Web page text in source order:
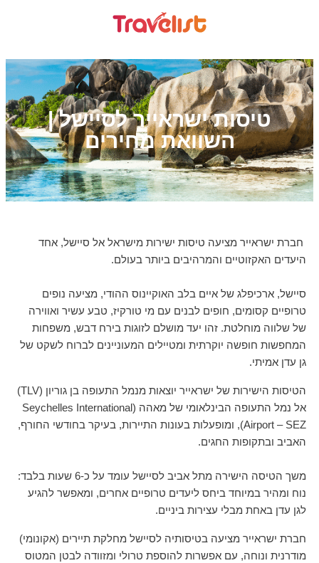
טיסות ישראייר לסיישל |
השוואת מחירים
חברת ישראייר מציעה טיסות ישירות מישראל אל סיישל, אחד
היעדים האקזוטיים והמרהיבים ביותר בעולם.
סיישל, ארכיפלג של איים בלב האוקיינוס ההודי, מציעה נופים
טרופיים קסומים, חופים לבנים עם מי טורקיז, טבע עשיר ואווירה
של שלווה מוחלטת. זהו יעד מושלם לזוגות בירח דבש, משפחות
המחפשות חופשה יוקרתית ומטיילים המעוניינים לברוח לשקט של
גן עדן אמיתי.
הטיסות הישירות של ישראייר יוצאות מנמל התעופה בן גוריון (TLV)
אל נמל התעופה הבינלאומי של מאהה (Seychelles International
Airport – SEZ), ומופעלות בעונות התיירות, בעיקר בחודשי החורף,
האביב ובתקופות החגים.
משך הטיסה הישירה מתל אביב לסיישל עומד על כ-6 שעות בלבד:
נוח ומהיר במיוחד ביחס ליעדים טרופיים אחרים, ומאפשר להגיע
לגן עדן באחת מבלי עצירות ביניים.
חברת ישראייר מציעה בטיסותיה לסיישל מחלקת תיירים (אקונומי)
מודרנית ונוחה, עם אפשרות להוספת טרולי ומזוודה לבטן המטוס